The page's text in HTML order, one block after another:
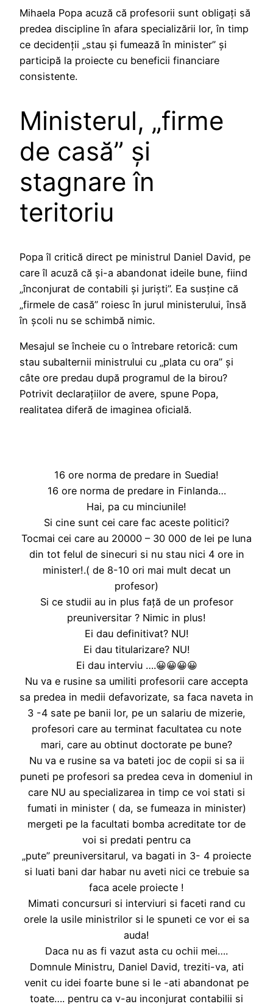
Mihaela Popa acuză că profesorii sunt obligați să
predea discipline în afara specializării lor, în timp
ce decidenții „stau și fumează în minister” și
participă la proiecte cu beneficii financiare
consistente.
Ministerul, „firme
de casă” și
stagnare în
teritoriu
Popa îl critică direct pe ministrul Daniel David, pe
care îl acuză că și-a abandonat ideile bune, fiind
„înconjurat de contabili și juriști”. Ea susține că
„firmele de casă” roiesc în jurul ministerului, însă
în școli nu se schimbă nimic.
Mesajul se încheie cu o întrebare retorică: cum
stau subalternii ministrului cu „plata cu ora” și
câte ore predau după programul de la birou?
Potrivit declarațiilor de avere, spune Popa,
realitatea diferă de imaginea oficială.
16 ore norma de predare in Suedia!
16 ore norma de predare in Finlanda…
Hai, pa cu minciunile!
Si cine sunt cei care fac aceste politici?
Tocmai cei care au 20000 – 30 000 de lei pe luna
din tot felul de sinecuri si nu stau nici 4 ore in
minister!.( de 8-10 ori mai mult decat un
profesor)
Si ce studii au in plus față de un profesor
preuniversitar ? Nimic in plus!
Ei dau definitivat? NU!
Ei dau titularizare? NU!
Ei dau interviu ….😀😀😀😀
Nu va e rusine sa umiliti profesorii care accepta
sa predea in medii defavorizate, sa faca naveta in
3 -4 sate pe banii lor, pe un salariu de mizerie,
profesori care au terminat facultatea cu note
mari, care au obtinut doctorate pe bune?
Nu va e rusine sa va bateti joc de copii si sa ii
puneti pe profesori sa predea ceva in domeniul in
care NU au specializarea in timp ce voi stati si
fumati in minister ( da, se fumeaza in minister)
mergeti pe la facultati bomba acreditate tor de
voi si predati pentru ca
„pute” preuniversitarul, va bagati in 3- 4 proiecte
si luati bani dar habar nu aveti nici ce trebuie sa
faca acele proiecte !
Mimati concursuri si interviuri si faceti rand cu
orele la usile ministrilor si le spuneti ce vor ei sa
auda!
Daca nu as fi vazut asta cu ochii mei….
Domnule Ministru, Daniel David, treziti-va, ati
venit cu idei foarte bune si le -ati abandonat pe
toate…. pentru ca v-au inconjurat contabilii si